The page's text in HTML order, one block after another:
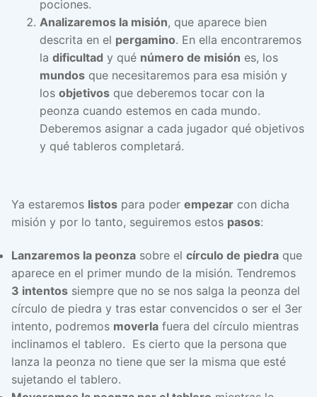
pociones.
Analizaremos la misión, que aparece bien
descrita en el pergamino. En ella encontraremos
la dificultad y qué número de misión es, los
mundos que necesitaremos para esa misión y
los objetivos que deberemos tocar con la
peonza cuando estemos en cada mundo.
Deberemos asignar a cada jugador qué objetivos
y qué tableros completará.
Ya estaremos listos para poder empezar con dicha
misión y por lo tanto, seguiremos estos pasos:
Lanzaremos la peonza sobre el círculo de piedra que
aparece en el primer mundo de la misión. Tendremos
3 intentos siempre que no se nos salga la peonza del
círculo de piedra y tras estar convencidos o ser el 3er
intento, podremos moverla fuera del círculo mientras
inclinamos el tablero. Es cierto que la persona que
lanza la peonza no tiene que ser la misma que esté
sujetando el tablero.